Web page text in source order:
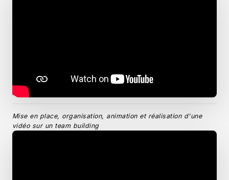
Mise en place, organisation, animation et réalisation d'une
vidéo sur un team building